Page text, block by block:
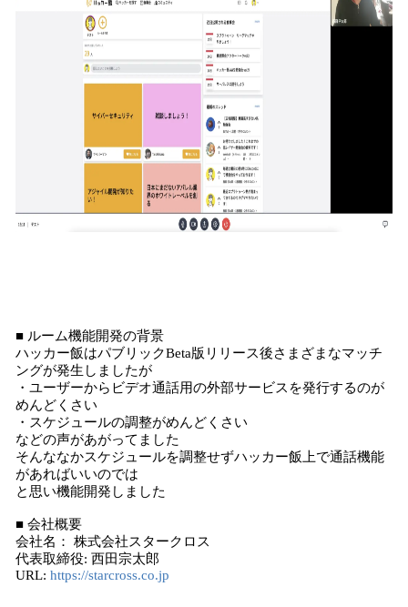
■ ルーム機能開発の背景
ハッカー飯はパブリックBeta版リリース後さまざまなマッチ
ングが発生しましたが
・ユーザーからビデオ通話用の外部サービスを発行するのが
めんどくさい
・スケジュールの調整がめんどくさい
などの声があがってました
そんななかスケジュールを調整せずハッカー飯上で通話機能
があればいいのでは
と思い機能開発しました
■ 会社概要
会社名： 株式会社スタークロス
代表取締役: 西田宗太郎
URL: https://starcross.co.jp